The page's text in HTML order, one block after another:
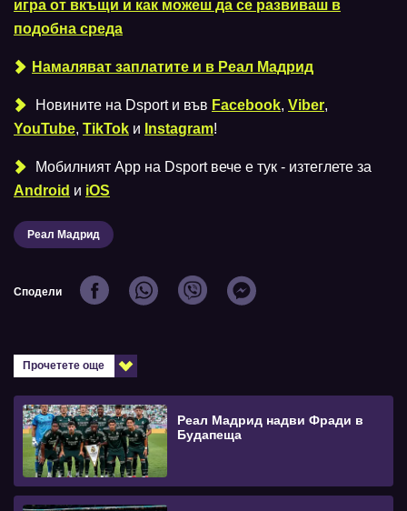
игра от вкъщи и как можеш да се развиваш в
подобна среда
Намаляват заплатите и в Реал Мадрид
Новините на Dsport и във Facebook, Viber,
YouTube, TikTok и Instagram!
Мобилният Аpp на Dsport вече е тук - изтеглете за
Android и iOS
Реал Мадрид
Сподели
Прочетете още
Реал Мадрид надви Фради в
Будапеща